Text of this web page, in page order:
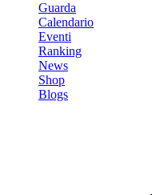
Guarda
Calendario
Eventi
Ranking
News
Shop
Blogs